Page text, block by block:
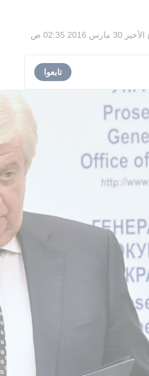
الأخير 30 مارس 2016 02:35 ص
تابعوا